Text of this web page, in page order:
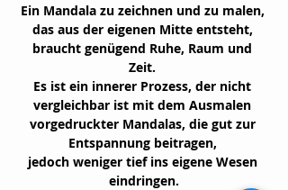
Ein Mandala zu zeichnen und zu malen,
das aus der eigenen Mitte entsteht,
braucht genügend Ruhe, Raum und
Zeit.
Es ist ein innerer Prozess, der nicht
vergleichbar ist mit dem Ausmalen
vorgedruckter Mandalas, die gut zur
Entspannung beitragen,
jedoch weniger tief ins eigene Wesen
eindringen.